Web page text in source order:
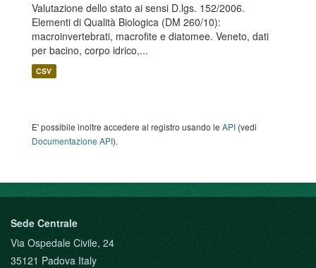
Valutazione dello stato ai sensi D.lgs. 152/2006.
Elementi di Qualità Biologica (DM 260/10):
macroinvertebrati, macrofite e diatomee. Veneto, dati
per bacino, corpo idrico,...
CSV
E' possibile inoltre accedere al registro usando le API (vedi
Documentazione API).
Sede Centrale
Via Ospedale Civile, 24
35121 Padova Italy